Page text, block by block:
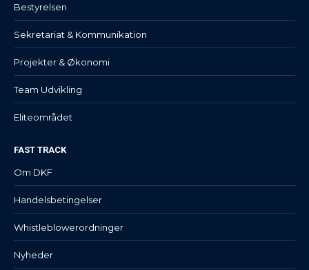
Bestyrelsen
Sekretariat & Kommunikation
Projekter & Økonomi
Team Udvikling
Eliteområdet
FAST TRACK
Om DKF
Handelsbetingelser
Whistleblowerordninger
Nyheder